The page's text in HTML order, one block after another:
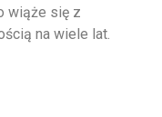
wiąże się z
na wiele lat.